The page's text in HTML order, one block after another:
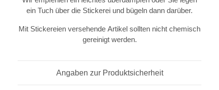
ein Tuch über die Stickerei und bügeln dann darüber.
Mit Stickereien versehende Artikel sollten nicht chemisch
gereinigt werden.
Angaben zur Produktsicherheit